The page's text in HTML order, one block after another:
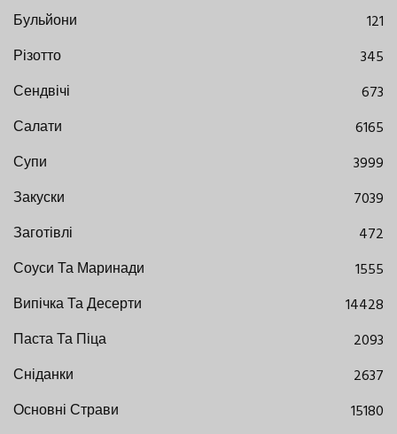
Бульйони
121
Різотто
345
Сендвічі
673
Салати
6165
Супи
3999
Закуски
7039
Заготівлі
472
Соуси Та Маринади
1555
Випічка Та Десерти
14428
Паста Та Піца
2093
Сніданки
2637
Основні Страви
15180